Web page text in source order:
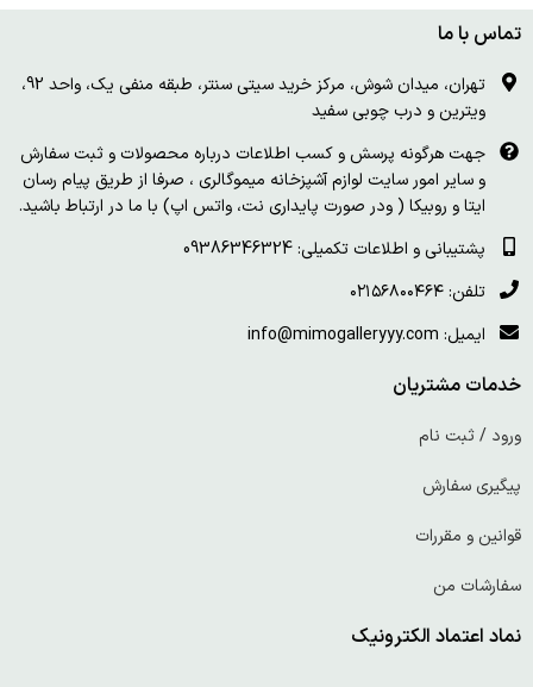
تماس با ما
تهران، میدان شوش، مرکز خرید سیتی سنتر، طبقه منفی یک، واحد 92،
ویترین و درب چوبی سفید
جهت هرگونه پرسش و کسب اطلاعات درباره محصولات و ثبت سفارش
و سایر امور سایت لوازم آشپزخانه میموگالری ، صرفا از طریق پیام رسان
ایتا و روبیکا ( ودر صورت پایداری نت، واتس اپ) با ما در ارتباط باشید.
پشتیبانی و اطلاعات تکمیلی: 09386346324
تلفن: ۰۲۱۵۶۸۰۰۴۶۴
ایمیل: info@mimogalleryyy.com
خدمات مشتریان
ورود / ثبت نام
پیگیری سفارش
قوانین و مقررات
سفارشات من
نماد اعتماد الکترونیک